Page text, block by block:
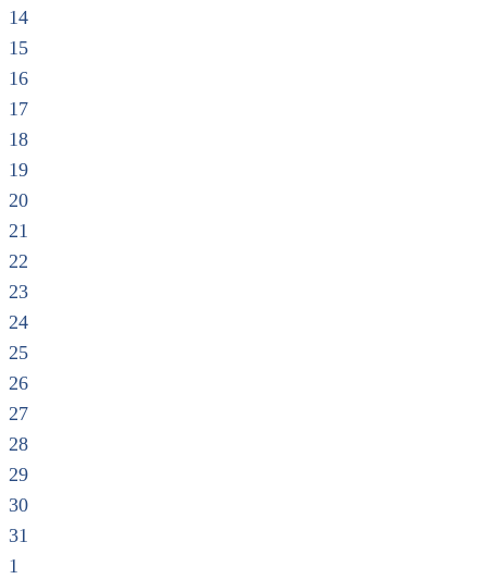
14
15
16
17
18
19
20
21
22
23
24
25
26
27
28
29
30
31
1